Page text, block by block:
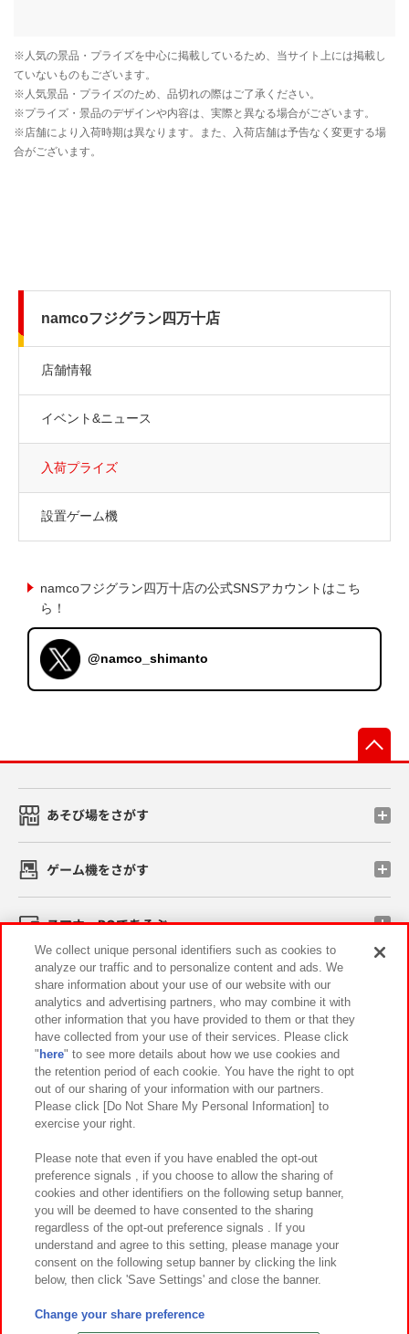
namcoフジグラン四万十店
店舗情報
イベント&ニュース
入荷プライズ
設置ゲーム機
namcoフジグラン四万十店の公式SNSアカウントはこち
ら！
@namco_shimanto
あそび場をさがす
ゲーム機をさがす
スマホ・PCであそぶ
イベント・キャンペーン
関連会社 サステナビリティ サイトポリシー
プライバシーポリシー ウェブアクセシビリティ方針と検証結果
お取引先さまとともに
カスタマーハラスメント対応方針 よくあるご質問・お問い合わせ
©Bandai Namco Amusement Inc.
©Bandai Namco Amusement Lab Inc.
We collect unique personal identifiers such as cookies to
analyze our traffic and to personalize content and ads. We
share information about your use of our website with our
analytics and advertising partners, who may combine it with
other information that you have provided to them or that they
have collected from your use of their services. Please click
" here" to see more details about how we use cookies and
the retention period of each cookie. You have the right to opt
out of our sharing of your information with our partners.
Please click [Do Not Share My Personal Information] to
exercise your right.
Please note that even if you have enabled the opt-out
preference signals , if you choose to allow the sharing of
cookies and other identifiers on the following setup banner,
you will be deemed to have consented to the sharing
regardless of the opt-out preference signals . If you
understand and agree to this setting, please manage your
consent on the following setup banner by clicking the link
below, then click 'Save Settings' and close the banner.
Change your share preference